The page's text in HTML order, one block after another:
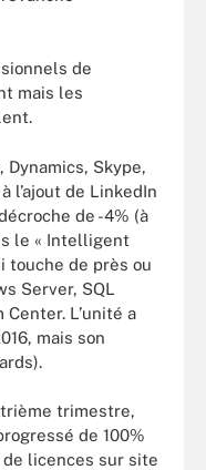
de
mais les
Skype,
l’ajout de LinkedIn
de -4% (à
le « Intelligent
touche de près ou
Server, SQL
L’unité a
mais son
trimestre,
de 100%
licences sur site